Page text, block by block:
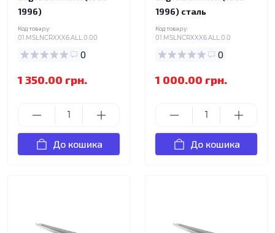
1996)
Код товару:
01.MSLNCRXXX6.ALL.0.00
0
1 350.00 грн.
До кошика
1996) сталь
Код товару:
01.MSLNCRXXX6.ALL.0.0
0
1 000.00 грн.
До кошика